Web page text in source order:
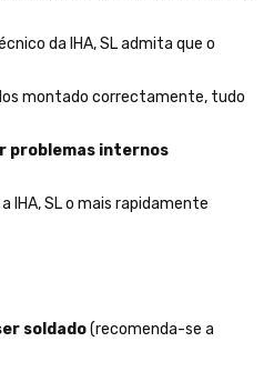
da IHA, SL admita que o
montado correctamente, tudo
problemas internos
SL o mais rapidamente
soldado(recomenda-se a